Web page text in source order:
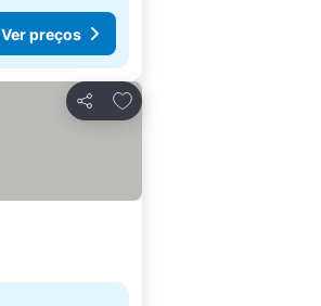
Ver preços
Partilhar
Adicionar aos favoritos